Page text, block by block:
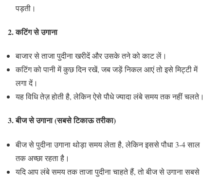
पड़ती।
2. कटिंग से उगाना
बाजार से ताजा पुदीना खरीदें और उसके तने को काट लें।
कटिंग को पानी में कुछ दिन रखें, जब जड़ें निकल आएं तो इसे मिट्टी में
लगा दें।
यह विधि तेज़ होती है, लेकिन ऐसे पौधे ज्यादा लंबे समय तक नहीं चलते।
3. बीज से उगाना (सबसे टिकाऊ तरीका)
बीज से पुदीना उगाना थोड़ा समय लेता है, लेकिन इससे पौधा 3-4 साल
तक अच्छा रहता है।
यदि आप लंबे समय तक ताजा पुदीना चाहते हैं, तो बीज से उगाना सबसे